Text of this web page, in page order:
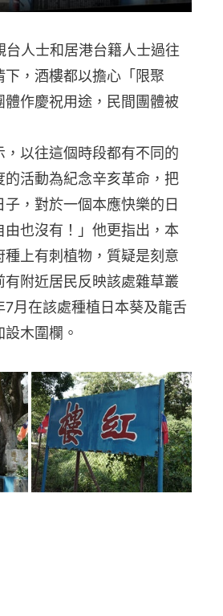
人士和居港台籍人士過往
，酒樓都以擔心「限聚
作慶祝用途，民間團體被
以往這個時段都有不同的
活動為紀念辛亥革命，把
，對於一個本應快樂的日
也沒有！」他更指出，本
上有刺植物，質疑是刻意
附近居民反映該處雜草叢
月在該處種植日本葵及龍舌
木圍欄。